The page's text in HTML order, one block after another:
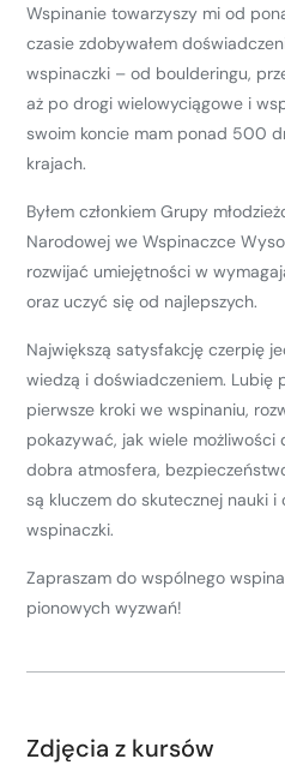
Wspinanie towarzyszy mi od
czasie zdobywałem
wspinaczki – od boulderingu,
aż po drogi wielowyciągowe i
swoim koncie mam ponad 500
krajach.
Byłem członkiem Grupy
Narodowej we Wspinaczce
rozwijać umiejętności w
oraz uczyć się od najlepszych.
Największą satysfakcję czerpię
wiedzą i doświadczeniem. Lubię
pierwsze kroki we wspinaniu,
pokazywać, jak wiele możliwości
dobra atmosfera,
są kluczem do skutecznej nauki i
wspinaczki.
Zapraszam do wspólnego
pionowych wyzwań!
Zdjęcia z kursów